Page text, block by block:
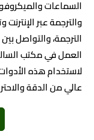
السماعات
والترجمة عبر
الترجمة، والتواصل
العمل في مكتب
لاستخدام هذه
عالي من الدقة